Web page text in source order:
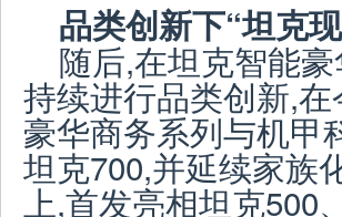
品类创新下“坦克
随后,在坦克智能
持续进行品类创新,
豪华商务系列与机甲
坦克700,并延续家族
上,首发亮相坦克